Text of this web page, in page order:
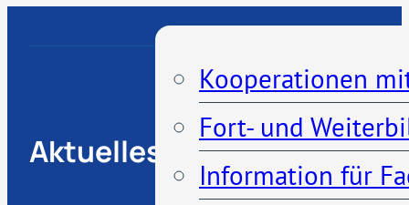
Kooperationen
Fort- und
Information für
Aktuelles